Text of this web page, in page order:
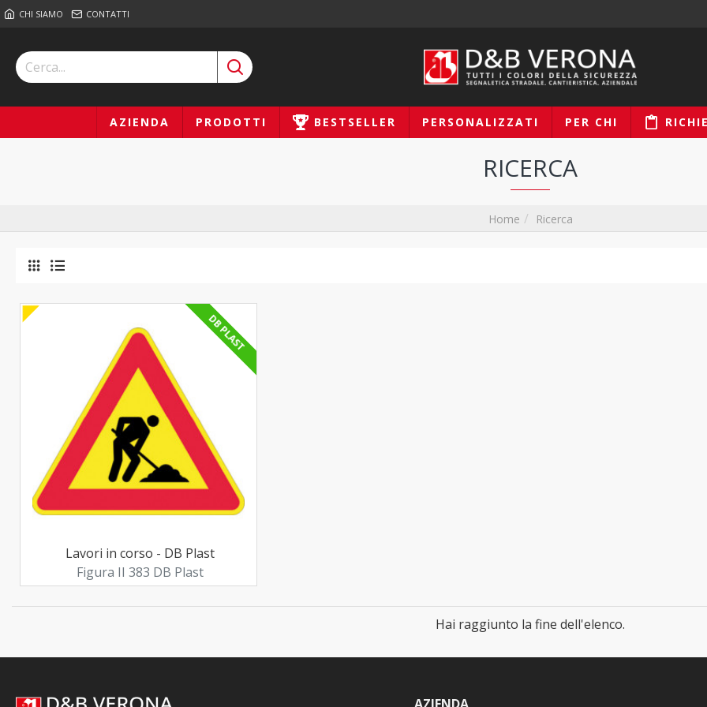
CHI SIAMO CONTATTI
AZIENDA PRODOTTI BESTSELLER PERSONALIZZATI PER CHI
Home Ricerca
RICERCA
DB PLAST
Lavori in corso - DB Plast
Figura II 383 DB Plast
Hai raggiunto la fine dell'elenco.